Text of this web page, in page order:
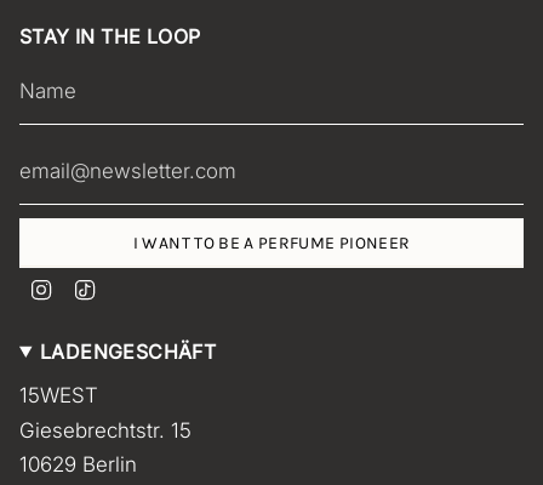
STAY IN THE LOOP
I WANT TO BE A PERFUME PIONEER
t
g
a
m
T
k
LADENGESCHÄFT
15WEST
Giesebrechtstr. 15
10629 Berlin